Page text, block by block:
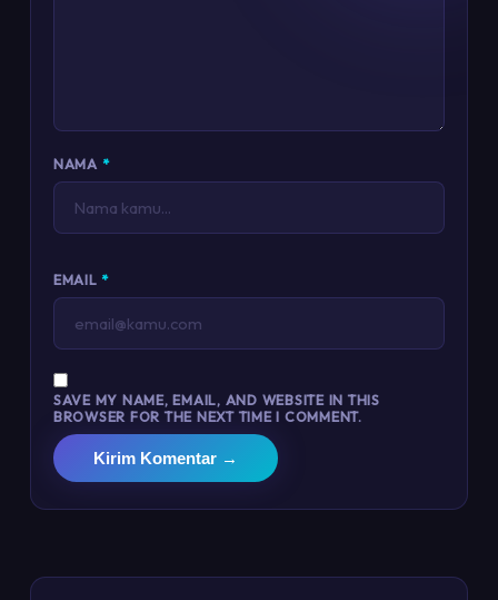
NAMA *
EMAIL *
SAVE MY NAME, EMAIL, AND WEBSITE IN THIS
BROWSER FOR THE NEXT TIME I COMMENT.
Kirim Komentar →